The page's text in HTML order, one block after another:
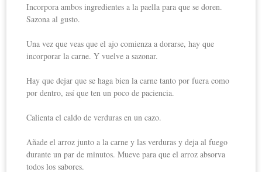
Incorpora ambos ingredientes a la paella para que se doren.
Sazona al gusto.
Una vez que veas que el ajo comienza a dorarse, hay que
incorporar la carne. Y vuelve a sazonar.
Hay que dejar que se haga bien la carne tanto por fuera como
por dentro, así que ten un poco de paciencia.
Calienta el caldo de verduras en un cazo.
Añade el arroz junto a la carne y las verduras y deja al fuego
durante un par de minutos. Mueve para que el arroz absorva
todos los sabores.